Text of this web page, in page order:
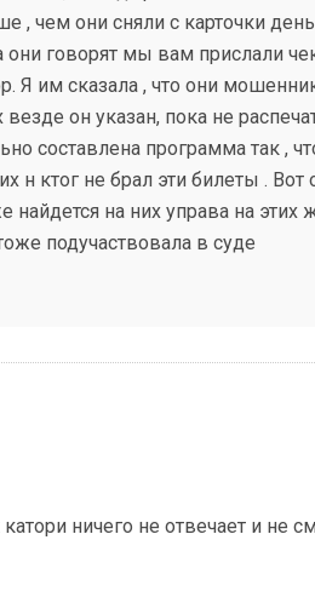
, чем они сняли с карточки
они говорят мы вам прислали
Я им сказала , что они
он указан, пока не
составлена программа так ,
н ктог не брал эти билеты .
найдется на них управа на этих
подучаствовала в суде
ничего не отвечает и не